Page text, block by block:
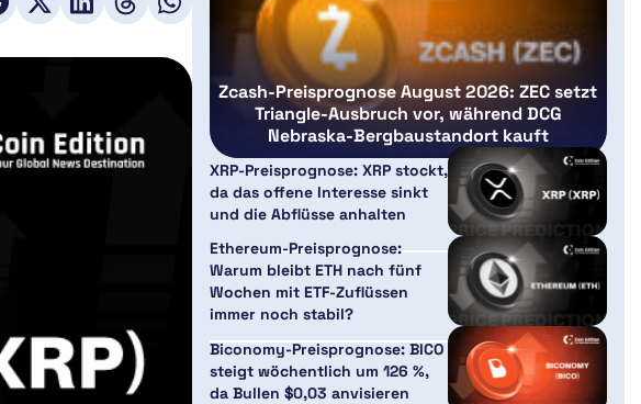
Zcash-Preisprognose August 2026: ZEC setzt
Triangle-Ausbruch vor, während DCG
Nebraska-Bergbaustandort kauft
XRP-Preisprognose: XRP stockt,
da das offene Interesse sinkt
und die Abflüsse anhalten
Ethereum-Preisprognose:
Warum bleibt ETH nach fünf
Wochen mit ETF-Zuflüssen
immer noch stabil?
Biconomy-Preisprognose: BICO
steigt wöchentlich um 126 %,
da Bullen $0,03 anvisieren